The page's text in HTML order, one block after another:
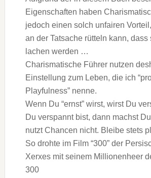
Eigenschaften haben
jedoch einen solch unfairen
an der Tatsache rütteln kann, dass
lachen werden …
Charismatische Führer nutzen
Einstellung zum Leben, die ich
Playfulness” nenne.
Wenn Du “ernst” wirst, wirst Du
Du verspannt bist, dann machst
nutzt Chancen nicht. Bleibe stets
So drohte im Film “300” der
Xerxes mit seinem Millionenheer
300